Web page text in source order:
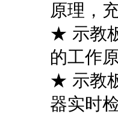
原理，
★ 示教
的工作
★ 示教
器实时